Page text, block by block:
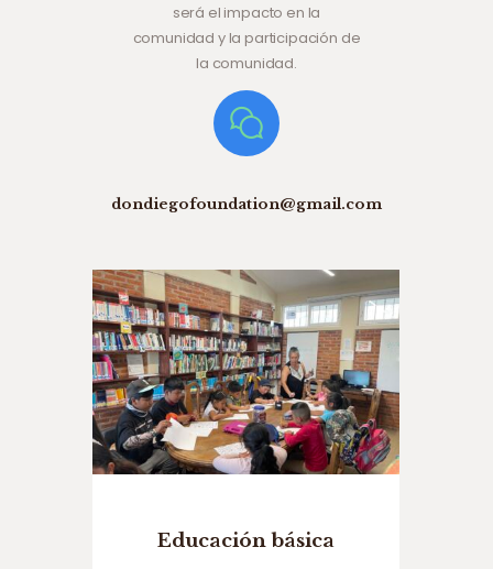
será el impacto en la
comunidad y la participación de
la comunidad.
dondiegofoundation@gmail.com
Educación básica